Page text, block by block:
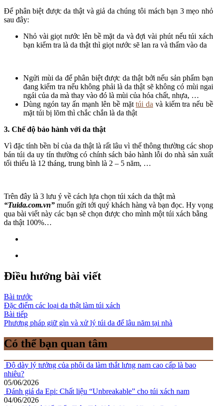
Để phân biệt được da thật và giả da chúng tôi mách bạn 3 mẹo nhỏ
sau đây:
Nhỏ vài giọt nước lên bề mặt da và đợi vài phút nếu túi xách
bạn kiểm tra là da thật thì giọt nước sẽ lan ra và thấm vào da
Ngửi mùi da để phân biệt được da thật bởi nếu sản phẩm bạn
đang kiểm tra nếu không phải là da thật sẽ không có mùi ngai
ngái của da mà thay vào đó là mùi của hóa chất, nhựa, …
Dùng ngón tay ấn mạnh lên bề mặttúi da và kiếm tra nếu bề
mặt túi bị lõm thì chắc chắn là da thật
3. Chế độ bảo hành với da thật
Vì đặc tính bền bỉ của da thật là rất lâu vì thế thông thường các shop
bán túi da uy tín thường có chính sách bảo hành lỗi do nhà sản xuất
tối thiểu là 12 tháng, trung bình là 2 – 5 năm, …
Trên đây là 3 lưu ý về cách lựa chọn túi xách da thật mà
“Tuida.com.vn” muốn gửi tới quý khách hàng và bạn đọc. Hy vọng
qua bài viết này các bạn sẽ chọn được cho mình một túi xách bằng
da thật 100%…
Điều hướng bài viết
Bài trước
Đặc điểm các loại da thật làm túi xách
Bài tiếp
Phương pháp giữ gìn và xử lý túi da để lâu năm tại nhà
Có thể bạn quan tâm
Độ dày lý tưởng của phôi da làm thắt lưng nam cao cấp là bao
nhiêu?
05/06/2026
Đánh giá da Epi: Chất liệu “Unbreakable” cho túi xách nam
04/06/2026